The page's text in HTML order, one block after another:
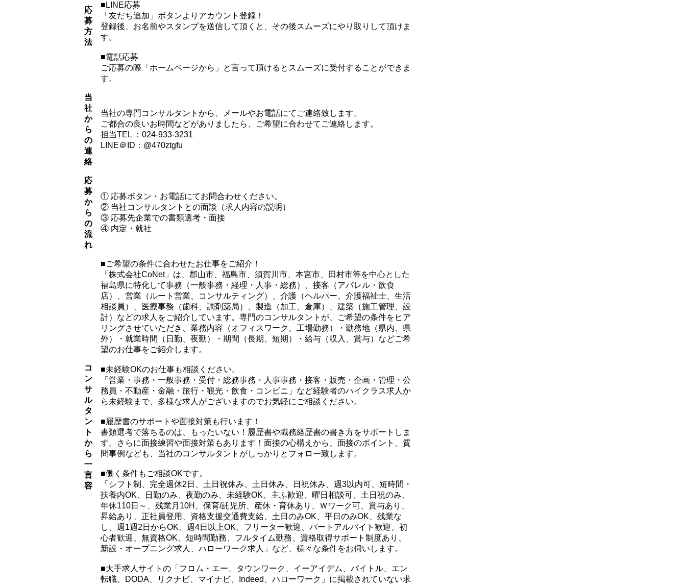
応
募
方
法
■LINE応募
「友だち追加」ボタンよりアカウント登録！
登録後、お名前やスタンプを送信して頂くと、その後スムーズにやり取りして頂けま
す。
■電話応募
ご応募の際「ホームページから」と言って頂けるとスムーズに受付することができま
す。
当
社
か
ら
の
連
絡
当社の専門コンサルタントから、メールやお電話にてご連絡致します。
ご都合の良いお時間などがありましたら、ご希望に合わせてご連絡します。
担当TEL ：024-933-3231
LINE＠ID：@470ztgfu
応
募
か
ら
の
流
れ
① 応募ボタン・お電話にてお問合わせください。
② 当社コンサルタントとの面談（求人内容の説明）
③ 応募先企業での書類選考・面接
④ 内定・就社
コ
ン
サ
ル
タ
ン
ト
か
ら
一
言
容
■ご希望の条件に合わせたお仕事をご紹介！
「株式会社CoNet」は、郡山市、福島市、須賀川市、本宮市、田村市等を中心とした
福島県に特化して事務（一般事務・経理・人事・総務）、接客（アパレル・飲食
店）、営業（ルート営業、コンサルティング）、介護（ヘルパー、介護福祉士、生活
相談員）、医療事務（歯科、調剤薬局）、製造（加工、倉庫）、建築（施工管理、設
計）などの求人をご紹介しています。専門のコンサルタントが、ご希望の条件をヒア
リングさせていただき、業務内容（オフィスワーク、工場勤務）・勤務地（県内、県
外）・就業時間（日勤、夜勤）・期間（長期、短期）・給与（収入、賞与）などご希
望のお仕事をご紹介します。
■未経験OKのお仕事も相談ください。
「営業・事務・一般事務・受付・総務事務・人事事務・接客・販売・企画・管理・公
務員・不動産・金融・旅行・観光・飲食・コンビニ」など経験者のハイクラス求人か
ら未経験まで、多様な求人がございますのでお気軽にご相談ください。
■履歴書のサポートや面接対策も行います！
書類選考で落ちるのは、もったいない！履歴書や職務経歴書の書き方をサポートしま
す。さらに面接練習や面接対策もあります！面接の心構えから、面接のポイント、質
問事例なども、当社のコンサルタントがしっかりとフォロー致します。
■働く条件もご相談OKです。
「シフト制、完全週休2日、土日祝休み、土日休み、日祝休み、週3以内可、短時間・
扶養内OK、日勤のみ、夜勤のみ、未経験OK、主ふ歓迎、曜日相談可、土日祝のみ、
年休110日～、残業月10H、保育/託児所、産休・育休あり、Ｗワーク可、賞与あり、
昇給あり、正社員登用、資格支援交通費支給、土日のみOK、平日のみOK、残業な
し、週1週2日からOK、週4日以上OK、フリーター歓迎、パートアルバイト歓迎、初
心者歓迎、無資格OK、短時間勤務、フルタイム勤務、資格取得サポート制度あり、
新設・オープニング求人、ハローワーク求人」など、様々な条件をお伺いします。
■大手求人サイトの「フロム・エー、タウンワーク、イーアイデム、バイトル、エン
転職、DODA、リクナビ、マイナビ、Indeed、ハローワーク」に掲載されていない求